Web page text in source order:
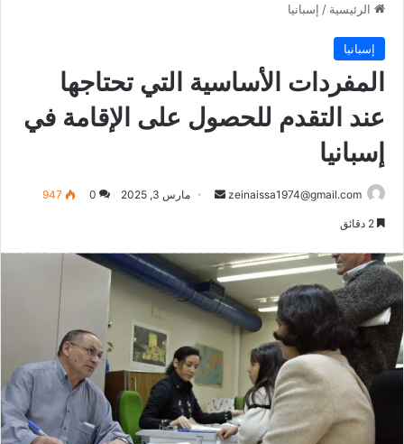
الرئيسية / إسبانيا
إسبانيا
المفردات الأساسية التي تحتاجها
عند التقدم للحصول على الإقامة في
إسبانيا
zeinaissa1974@gmail.com
أرسل مارس 3, 2025 0
947